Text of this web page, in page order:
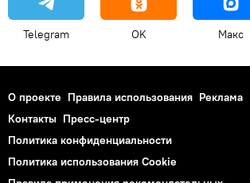
Telegram OK Макс
О проекте Правила использования Реклама
Контакты Пресс-центр
Политика конфиденциальности
Политика использования Cookie